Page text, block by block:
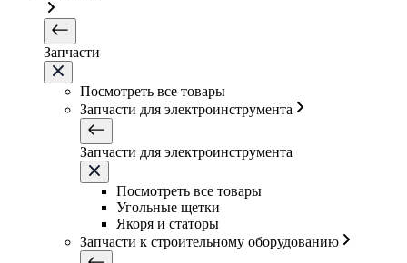
Запчасти
Посмотреть все товары
Запчасти для электроинструмента
Запчасти для электроинструмента
Посмотреть все товары
Угольные щетки
Якоря и статоры
Запчасти к строительному оборудованию